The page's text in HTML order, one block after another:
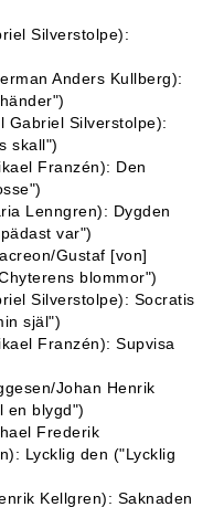
Silverstolpe):
Anders Kullberg):
Gabriel Silverstolpe):
skall")
Franzén): Den
Lenngren): Dygden
var")
Gustaf [von]
blommor")
Silverstolpe): Socratis
själ")
Franzén): Supvisa
Johan Henrik
en blygd")
Frederik
Lycklig den ("Lycklig
Kellgren): Saknaden